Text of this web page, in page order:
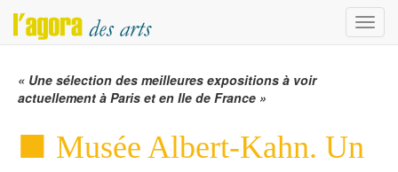
Menu
« Une sélection des meilleures expositions à voir
actuellement à Paris et en Ile de France »
Musée Albert-Kahn. Un